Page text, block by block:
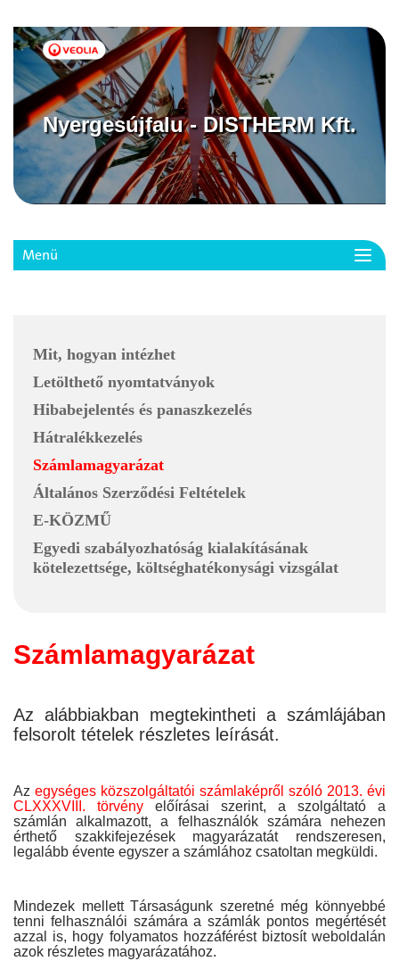
Nyergesújfalu - DISTHERM Kft.
Menü
Mit, hogyan intézhet
Letölthető nyomtatványok
Hibabejelentés és panaszkezelés
Hátralékkezelés
Számlamagyarázat
Általános Szerződési Feltételek
E-KÖZMŰ
Egyedi szabályozhatóság kialakításának
kötelezettsége, költséghatékonysági vizsgálat
Számlamagyarázat
Az alábbiakban megtekintheti a számlájában
felsorolt tételek részletes leírását.
Az egységes közszolgáltatói számlaképről szóló 2013. évi
CLXXXVIII. törvény előírásai szerint, a szolgáltató a
számlán alkalmazott, a felhasználók számára nehezen
érthető szakkifejezések magyarázatát rendszeresen,
legalább évente egyszer a számlához csatoltan megküldi.
Mindezek mellett Társaságunk szeretné még könnyebbé
tenni felhasználói számára a számlák pontos megértését
azzal is, hogy folyamatos hozzáférést biztosít weboldalán
azok részletes magyarázatához.